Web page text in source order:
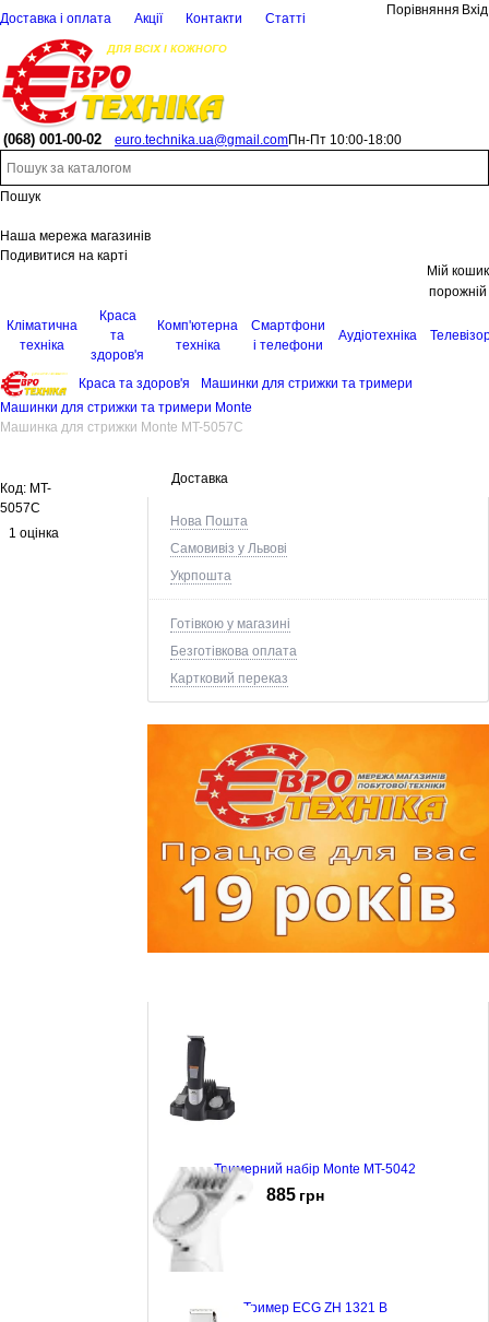
Доставка і оплата Акції Контакти Статті
Порівняння Вхід
(068) 001-00-02 euro.technika.ua@gmail.comПн-Пт 10:00-18:00
Пошук
Наша мережа магазинів
Подивитися на карті
Мій кошик
порожній
Кліматична
техніка
Краса
та
здоров'я
Комп'ютерна
техніка
Смартфони
і телефони
Аудіотехніка
Краса та здоров'я
Машинки для стрижки та тримери
Машинки для стрижки та тримери Monte
Машинка для стрижки Monte MT-5057C
Доставка
Нова Пошта
Самовивіз у Львові
Укрпошта
Готівкою у магазині
Безготівкова оплата
Картковий переказ
Тримерний набір Monte MT-5042
885 грн
Тример ECG ZH 1321 B
Код: MT-
5057C
1 оцінка